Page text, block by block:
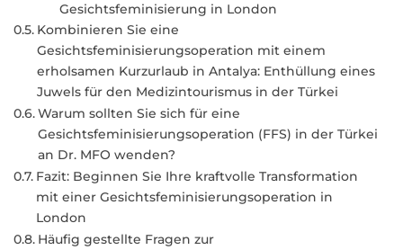
Gesichtsfeminisierung in London
Kombinieren Sie eine
Gesichtsfeminisierungsoperation mit einem
erholsamen Kurzurlaub in Antalya: Enthüllung eines
Juwels für den Medizintourismus in der Türkei
Warum sollten Sie sich für eine
Gesichtsfeminisierungsoperation (FFS) in der Türkei
an Dr. MFO wenden?
Fazit: Beginnen Sie Ihre kraftvolle Transformation
mit einer Gesichtsfeminisierungsoperation in
London
Häufig gestellte Fragen zur